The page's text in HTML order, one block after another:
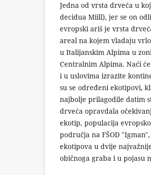
Jedna od vrsta drveća u
decidua Miill), jer se on
evropski ariš je vrsta
areal na kojem vladaju
u Italijanskim Alpima u
Centralnim Alpima. Naći
i u uslovima izrazite
su se određeni ekotipovi,
najbolje prilagodile datim
drveća opravdala
ekotip, populacija
područja na FŠOD
ekotipova u dvije
običnoga graba i u pojasu